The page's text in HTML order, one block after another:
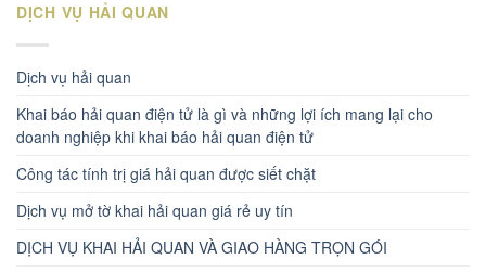
DỊCH VỤ HẢI QUAN
Dịch vụ hải quan
Khai báo hải quan điện tử là gì và những lợi ích mang lại cho
doanh nghiệp khi khai báo hải quan điện tử
Công tác tính trị giá hải quan được siết chặt
Dịch vụ mở tờ khai hải quan giá rẻ uy tín
DỊCH VỤ KHAI HẢI QUAN VÀ GIAO HÀNG TRỌN GÓI